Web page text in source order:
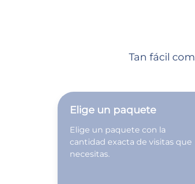
Tan fácil
Elige un paquete
Elige un paquete con la
cantidad exacta de visitas que
necesitas.